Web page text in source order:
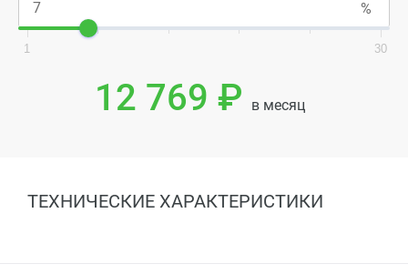
1 30
12 769 ₽ в месяц
ТЕХНИЧЕСКИЕ ХАРАКТЕРИСТИКИ